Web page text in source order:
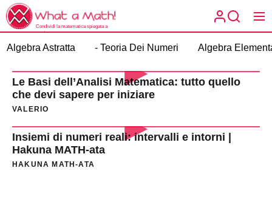
Skip
to
the
content
What
What a
Math!
Condividi la matematica spiegata a
modo tuo.
Algebra Astratta - Teoria Dei Numeri Algebra
Le Basi dell’Analisi Matematica: tutto quello
che devi sapere per iniziare
VALERIO
Insiemi di numeri reali: intervalli e intorni |
Hakuna MATH-ata
HAKUNA MATH-ATA